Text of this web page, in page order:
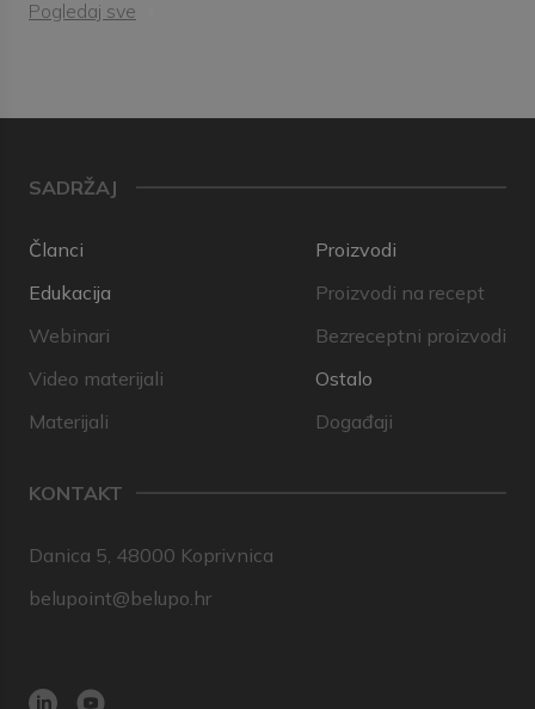
Pogledaj sve
SADRŽAJ
Članci
Edukacija
Webinari
Video materijali
Materijali
Proizvodi
Proizvodi na recept
Bezreceptni proizvodi
Ostalo
Događaji
KONTAKT
Danica 5, 48000 Koprivnica
belupoint@belupo.hr